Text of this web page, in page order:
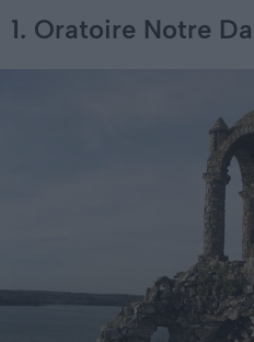
1. Oratoire Notre